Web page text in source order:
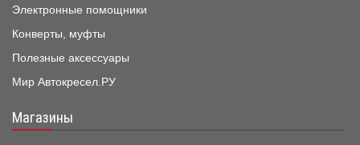
Электронные помощники
Конверты, муфты
Полезные аксессуары
Мир Автокресел.РУ
Магазины